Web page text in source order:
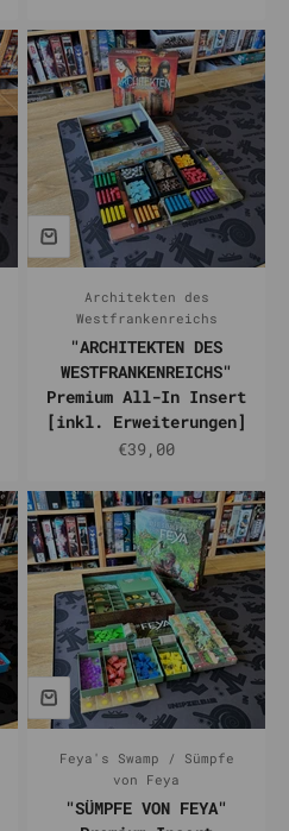
Architekten des
Westfrankenreichs
"ARCHITEKTEN DES
WESTFRANKENREICHS"
Premium All-In Insert
[inkl. Erweiterungen]
Prix de vente
€39,00
Feya's Swamp / Sümpfe
von Feya
"SÜMPFE VON FEYA"